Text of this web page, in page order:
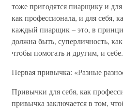
тоже пригодятся пиарщику и
как профессионала, и для себя,
каждый пиарщик – это, в
должна быть, суперличность,
чтобы помогать и другим, и себе.
Первая привычка: «Разные
Привычки для себя, как
привычка заключается в том,